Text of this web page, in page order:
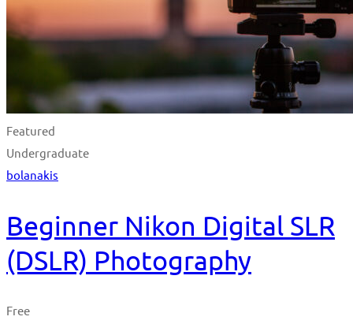
Featured
Undergraduate
bolanakis
Beginner Nikon Digital SLR
(DSLR) Photography
Free